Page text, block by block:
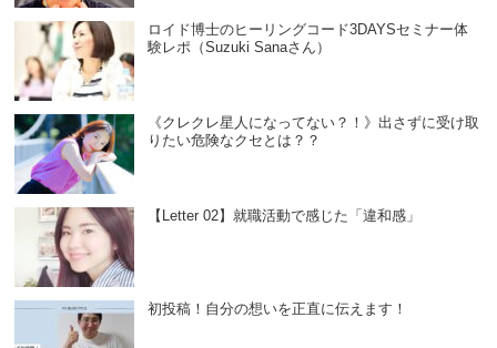
ロイド博士のヒーリングコード3DAYSセミナー体
験レポ（Suzuki Sanaさん）
《クレクレ星人になってない？！》出さずに受け取
りたい危険なクセとは？？
【Letter 02】就職活動で感じた「違和感」
初投稿！自分の想いを正直に伝えます！